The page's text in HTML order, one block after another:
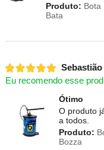
Produto: Bota
Bata
Sebastião
Eu recomendo esse
Ótimo
O produto
a todos.
Produto:
Bozza